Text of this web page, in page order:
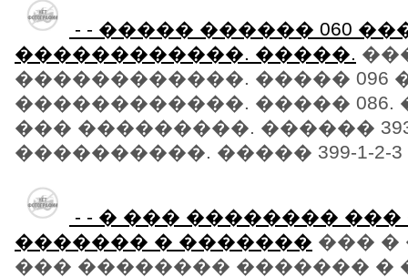
- - ����� ������ 060
������������. �����.
������������. ����� 096
������������. ����� 086.
��� ���������. ������
����������. ����� 399-1-2-3
- - � ��� ��������
������� � ������� ��� �
��� �������� ������� �